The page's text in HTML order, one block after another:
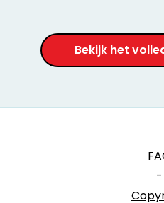
Bekijk het
-